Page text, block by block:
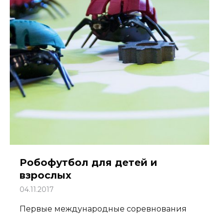
Робофутбол для детей и
взрослых
04.11.2017
Первые международные соревнования